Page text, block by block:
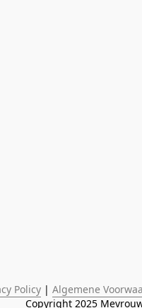
Policy | Algemene
Copyright 2025